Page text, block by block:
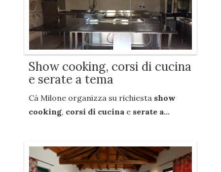
Show cooking, corsi di cucina
e serate a tema
Cà Milone organizza su richiesta show
cooking, corsi di cucina e serate a...